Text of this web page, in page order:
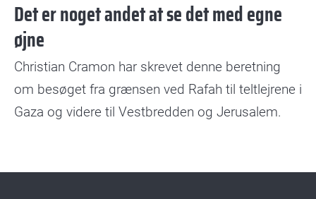
Det er noget andet at se det med egne
øjne
Christian Cramon har skrevet denne beretning
om besøget fra grænsen ved Rafah til teltlejrene i
Gaza og videre til Vestbredden og Jerusalem.